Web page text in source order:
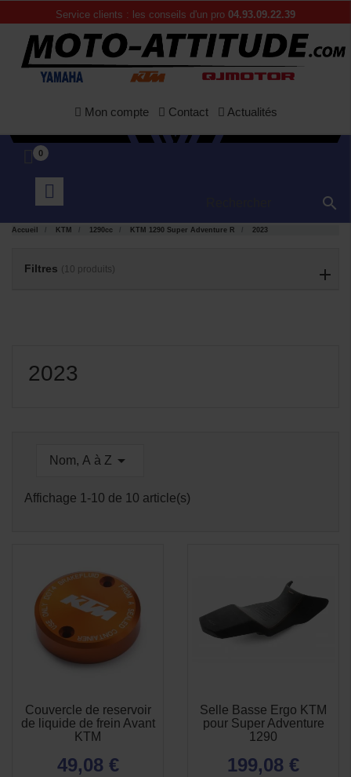
Service clients : les conseils d'un pro 04.93.09.22.39
Mon compte Contact Actualités
0

Accueil KTM 1290cc KTM 1290 Super Adventure R 2023
Filtres (10 produits)
2023
Nom, A à Z 
Affichage 1-10 de 10 article(s)
Couvercle de reservoir
de liquide de frein Avant
KTM
49,08 €
Selle Basse Ergo KTM
pour Super Adventure
1290
199,08 €
 APERÇU
RAPIDE
 APERÇU
RAPIDE